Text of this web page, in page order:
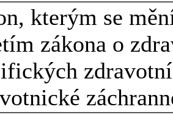
kterým se
zákona o